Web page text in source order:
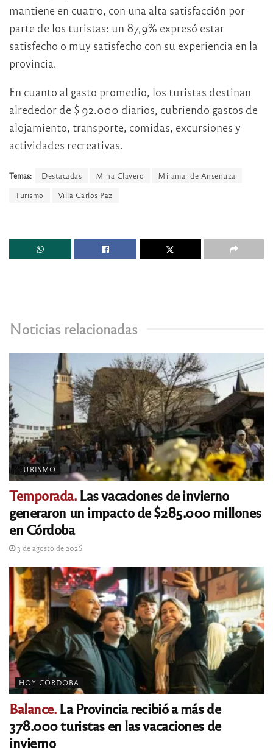
mantiene en cuatro, con una alta satisfacción por
parte de los turistas: un 87,9% expresó estar
satisfecho o muy satisfecho con su experiencia en la
provincia.
En cuanto al gasto promedio, los turistas destinan
alrededor de $ 92.000 diarios, cubriendo gastos de
alojamiento, transporte, comidas, excursiones y
actividades recreativas.
Temas: Destacadas Mina Clavero
Miramar de Ansenuza
Turismo
Villa Carlos Paz
Noticias relacionadas
TURISMO
Temporada.Las vacaciones de invierno
generaron un impacto de $285.000 millones
en Córdoba
3 de agosto de 2026
HOY CÓRDOBA
Balance.La Provincia recibió a más de
378.000 turistas en las vacaciones de
invierno